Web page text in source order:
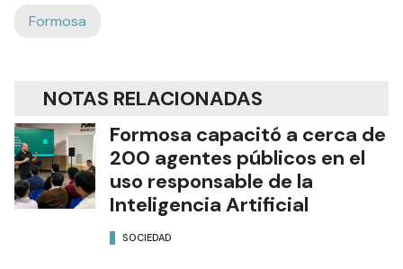
Formosa
NOTAS RELACIONADAS
Formosa capacitó a cerca de
200 agentes públicos en el
uso responsable de la
Inteligencia Artificial
SOCIEDAD